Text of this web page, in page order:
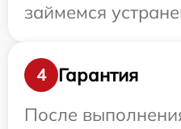
займемся
4
Гарантия
После